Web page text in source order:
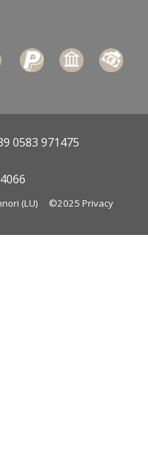
0583 971475
(LU) ©2025 Privacy